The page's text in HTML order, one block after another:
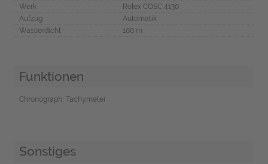
Werk
Rolex COSC 4130
Aufzug
Automatik
Wasserdicht
100 m
Funktionen
Chronograph, Tachymeter
Sonstiges